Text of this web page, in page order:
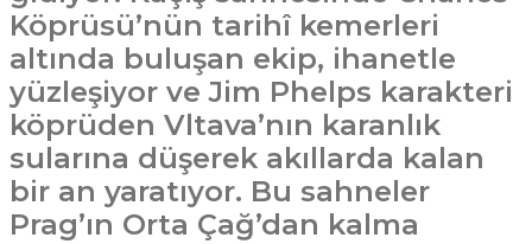
Köprüsü’nün tarihî kemerleri
altında buluşan ekip, ihanetle
yüzleşiyor ve Jim Phelps karakteri
köprüden Vltava’nın karanlık
sularına düşerek akıllarda kalan
bir an yaratıyor. Bu sahneler
Prag’ın Orta Çağ’dan kalma